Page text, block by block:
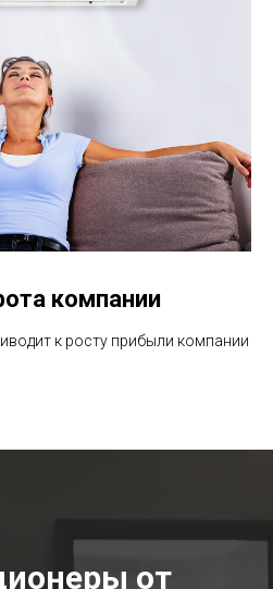
компании
к росту прибыли компании
от